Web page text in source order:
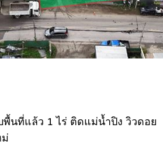
นที่แล้ว 1 ไร่ ติดแม่น้ำปิง วิวดอย
ม่